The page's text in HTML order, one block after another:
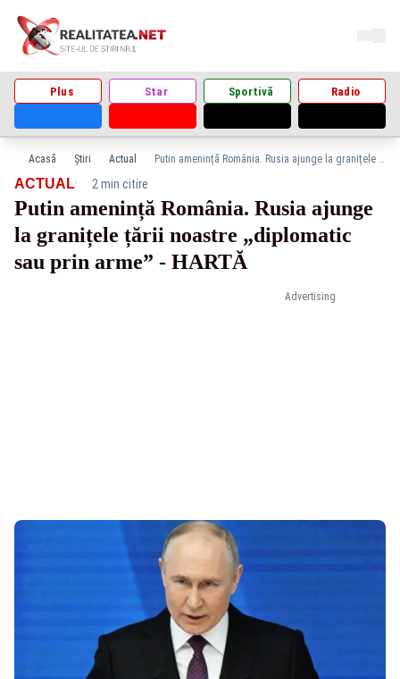
Plus Star Sportivă Radio
Acasă Știri Actual Putin amenință România. Rusia ajunge la granițele țării noastre „diplomatic sau prin arme” - HARTĂ
Advertising
ACTUAL· 2 min citire
Putin amenință România. Rusia ajunge
la granițele țării noastre „diplomatic
sau prin arme” - HARTĂ